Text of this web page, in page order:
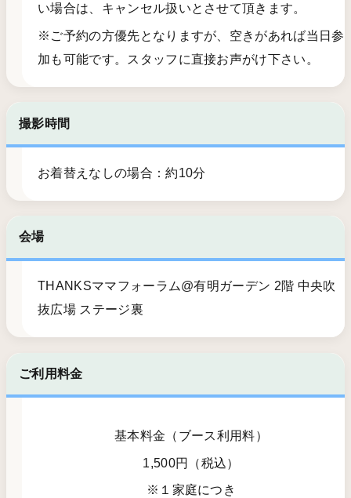
い場合は、キャンセル扱いとさせて頂きます。
※ご予約の方優先となりますが、空きがあれば当日参
加も可能です。スタッフに直接お声がけ下さい。
撮影時間
お着替えなしの場合：約10分
会場
THANKSママフォーラム@有明ガーデン 2階 中央吹
抜広場 ステージ裏
ご利用料金
基本料金（ブース利用料）
1,500円（税込）
※１家庭につき